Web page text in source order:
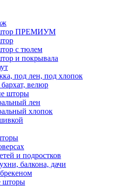
ПРЕМИУМ
с тюлем
и покрывала
под лен, под хлопок
велюр
шторы
лен
хлопок
и подростков
балкона, дачи
шторы